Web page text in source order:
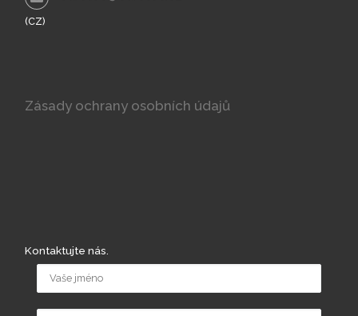
(CZ)
Zásady ochrany osobních údajů
Kontaktujte nás.